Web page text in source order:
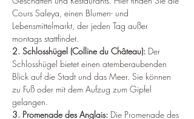
Cours Saleya, einen Blumen- und
Lebensmittelmarkt, der jeden Tag außer
montags stattfindet.
2. Schlosshügel (Colline du Château): Der
Schlosshügel bietet einen atemberaubenden
Blick auf die Stadt und das Meer. Sie können
zu Fuß oder mit dem Aufzug zum Gipfel
gelangen.
3. Promenade des Anglais: Die Promenade des